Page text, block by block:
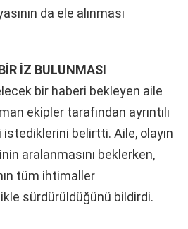
da ele alınması
İZ BULUNMASI
bir haberi bekleyen aile
ekipler tarafından ayrıntılı
belirtti. Aile, olayın
aralanmasını beklerken,
tüm ihtimaller
sürdürüldüğünü bildirdi.